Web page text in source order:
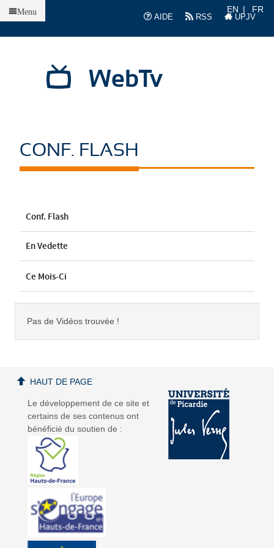
AIDE
RSS UPJV
EN FR
WebTv
Menu
CONF. FLASH
Conf. Flash
En Vedette
Ce Mois-Ci
Pas de Vidéos trouvée !
Le développement de ce site et
certains de ses contenus ont
bénéficié du soutien de :
HAUT DE PAGE